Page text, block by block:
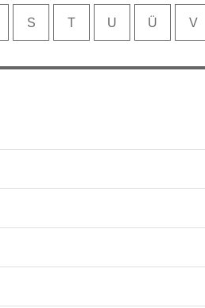
S T U Ü V